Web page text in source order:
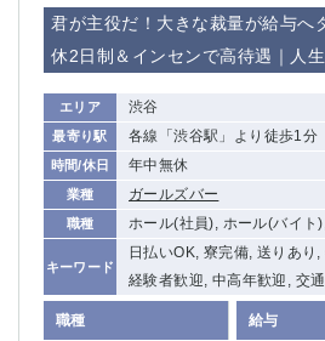
君が主役だ！大きな裁量が給与へ
休2日制＆インセンで高待遇｜人
エリア 渋谷
最寄り駅 各線「渋谷駅」より徒歩1分
時間/休日 年中無休
業種 ガールズバー
職種 ホール(社員), ホール(バイト
キーワード
日払いOK, 寮完備, 送りあり
経験者歓迎, 中高年歓迎, 交
職種 給与
船橋
津田沼
成田
千葉
西船橋
佐倉
柏（西口）
柏（東口）
下総中山
茂原
八千代台
東金
浦安
宇都宮
小山